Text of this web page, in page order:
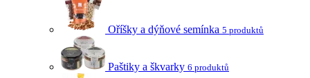
Oříšky a dýňové semínka 5 produktů
Paštiky a škvarky 6 produktů